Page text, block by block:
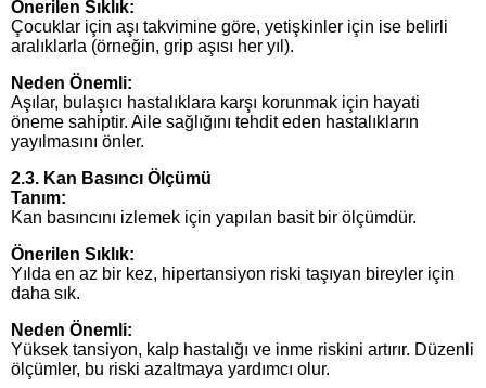
Önerilen Sıklık:
Çocuklar için aşı takvimine göre, yetişkinler için ise belirli
aralıklarla (örneğin, grip aşısı her yıl).
Neden Önemli:
Aşılar, bulaşıcı hastalıklara karşı korunmak için hayati
öneme sahiptir. Aile sağlığını tehdit eden hastalıkların
yayılmasını önler.
2.3. Kan Basıncı Ölçümü
Tanım:
Kan basıncını izlemek için yapılan basit bir ölçümdür.
Önerilen Sıklık:
Yılda en az bir kez, hipertansiyon riski taşıyan bireyler için
daha sık.
Neden Önemli:
Yüksek tansiyon, kalp hastalığı ve inme riskini artırır. Düzenli
ölçümler, bu riski azaltmaya yardımcı olur.